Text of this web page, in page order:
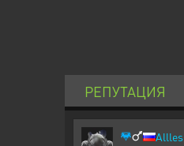
РЕПУТАЦИЯ
Allles